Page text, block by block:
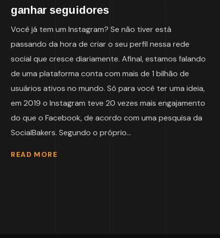
ganhar seguidores
Você já tem um Instagram? Se não tiver está
passando da hora de criar o seu perfil nessa rede
social que cresce diariamente. Afinal, estamos falando
de uma plataforma conta com mais de 1 bilhão de
usuários ativos no mundo. Só para você ter uma ideia,
em 2019 o Instagram teve 20 vezes mais engajamento
do que o Facebook, de acordo com uma pesquisa da
SocialBakers. Segundo o próprio...
READ MORE